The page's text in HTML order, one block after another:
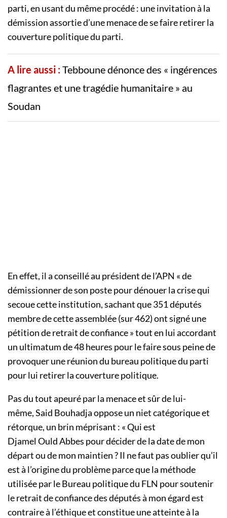
parti, en usant du même procédé : une invitation à la
démission assortie d’une menace de se faire retirer la
couverture politique du parti.
A lire aussi :Tebboune dénonce des « ingérences
flagrantes et une tragédie humanitaire » au
Soudan
En effet, il a conseillé au président del’APN « de
démissionner de son poste pour dénouer la crise qui
secoue cette institution, sachant que 351 députés
membre de cette assemblée(sur 462)ont signé une
pétition de retrait de confiance » tout en lui accordant
un ultimatum de 48 heures pour le faire sous peine de
provoquer une réunion du bureau politique du parti
pour lui retirer la couverture politique.
Pas du tout apeuré par la menace et sûr de lui-
même,Said Bouhadjaoppose un niet catégorique et
rétorque, un brin méprisant : « Qui est
DjamelOuldAbbes pour décider de la date de mon
départ ou de mon maintien ?Il ne faut pas oublier qu’il
est à l’origine du problème parce que la méthode
utilisée par le Bureau politique du FLN pour soutenir
le retrait de confiance des députés à mon égard est
contraire à l’éthique et constitue une atteinte à la